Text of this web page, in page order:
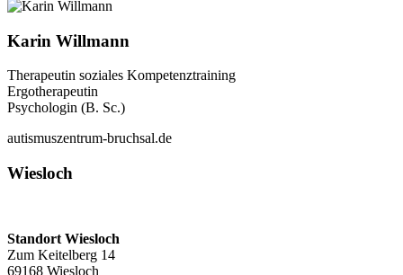
Karin Willmann
Therapeutin soziales Kompetenztraining
Ergotherapeutin
Psychologin (B. Sc.)
autismuszentrum-bruchsal.de
Wiesloch
Standort Wiesloch
Zum Keitelberg 14
69168 Wiesloch